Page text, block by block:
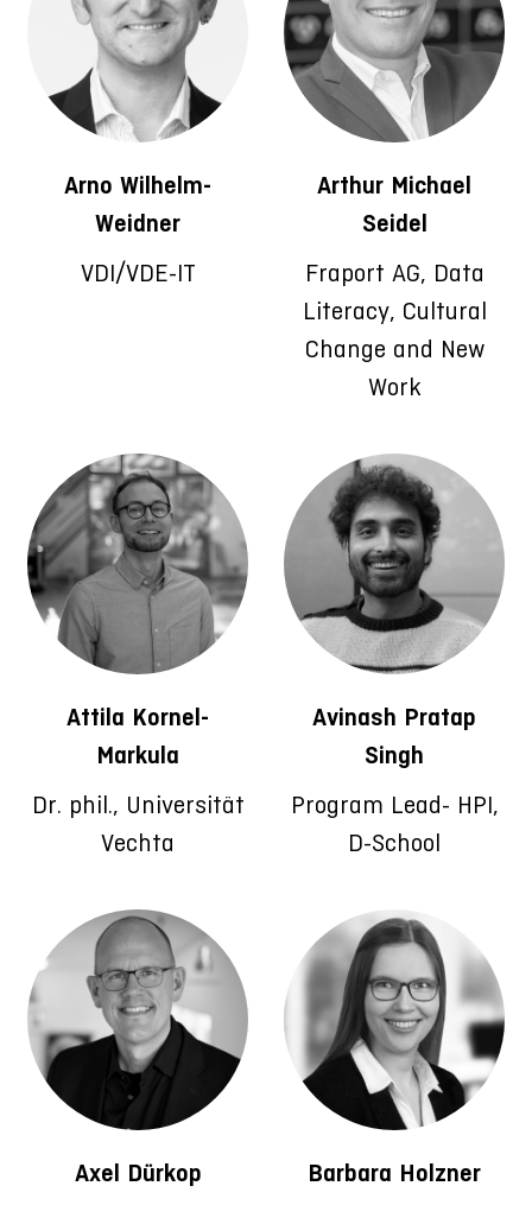
Arno Wilhelm-
Weidner
VDI/VDE-IT
Arthur Michael
Seidel
Fraport AG, Data
Literacy, Cultural
Change and New
Work
Attila Kornel-
Markula
Dr. phil., Universität
Vechta
Avinash Pratap
Singh
Program Lead- HPI,
D-School
Axel Dürkop
Barbara Holzner